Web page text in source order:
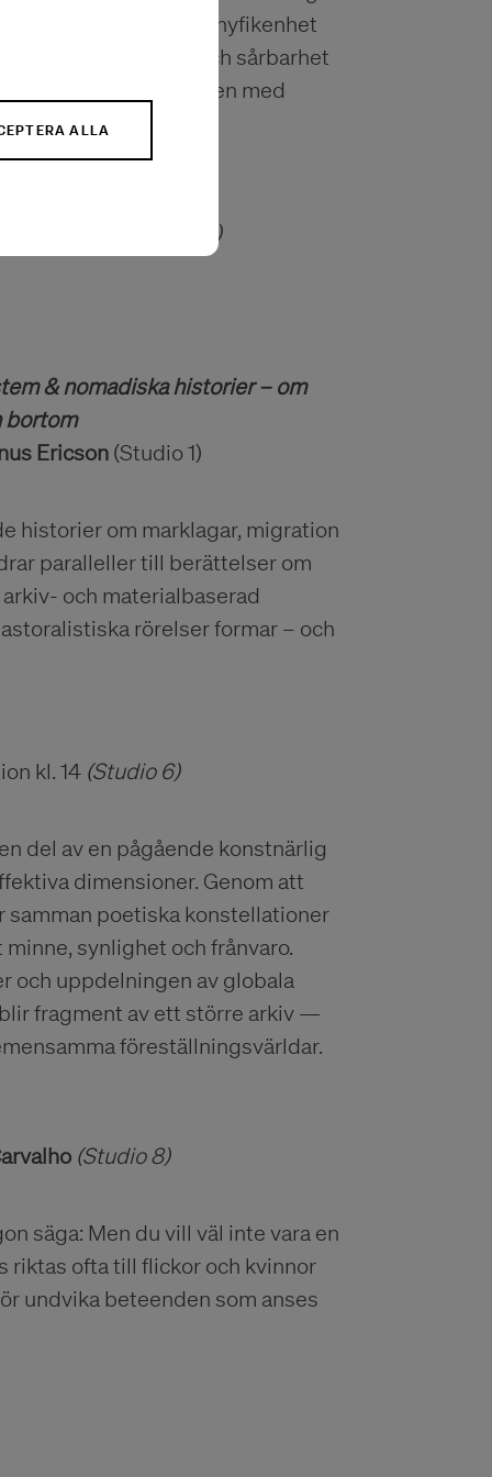
väcker kroppens nyfikenhet
mellan lek och sårbarhet
själv och kanske även med
(Foajén)
& nomadiska historier – om
bortom
Ericson(Studio 1)
historier om marklagar, migration
paralleller till berättelser om
och materialbaserad
rörelser formar – och
kl. 14 (Studio 6)
del av en pågående konstnärlig
dimensioner. Genom att
samman poetiska konstellationer
synlighet och frånvaro.
och uppdelningen av globala
fragment av ett större arkiv —
föreställningsvärldar.
(Studio 8)
säga: Men du vill väl inte vara en
riktas ofta till flickor och kvinnor
undvika beteenden som anses
ALLA